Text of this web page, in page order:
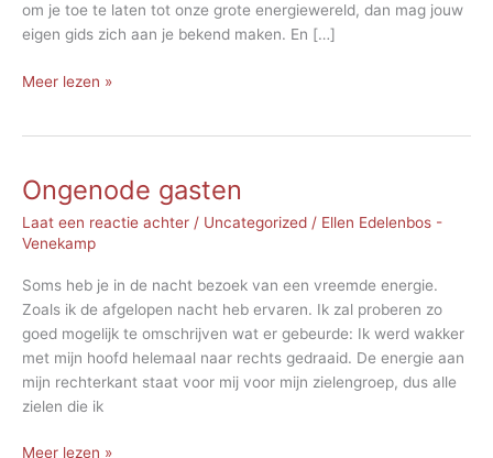
om je toe te laten tot onze grote energiewereld, dan mag jouw
eigen gids zich aan je bekend maken. En […]
Komen
Meer lezen »
Ongenode gasten
Laat een reactie achter / Uncategorized / Ellen Edelenbos -
Venekamp
Soms heb je in de nacht bezoek van een vreemde energie.
Zoals ik de afgelopen nacht heb ervaren. Ik zal proberen zo
goed mogelijk te omschrijven wat er gebeurde: Ik werd wakker
met mijn hoofd helemaal naar rechts gedraaid. De energie aan
mijn rechterkant staat voor mij voor mijn zielengroep, dus alle
zielen die ik
Ongenode
Meer lezen »